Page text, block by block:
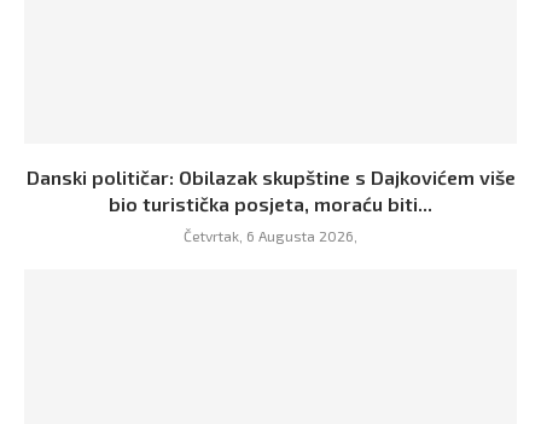
Danski političar: Obilazak skupštine s Dajkovićem više
bio turistička posjeta, moraću biti...
Četvrtak, 6 Augusta 2026,